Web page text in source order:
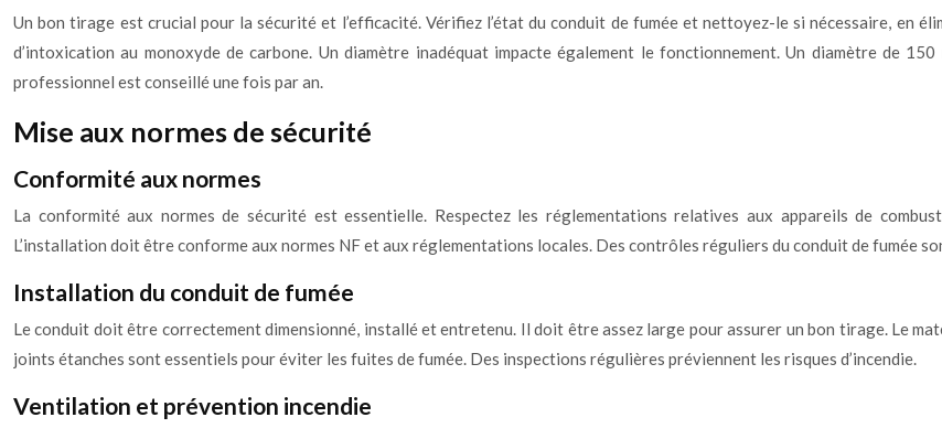
Un bon tirage est crucial pour la sécurité et l’efficacité. Vérifiez l’état du conduit de fumée et nettoyez-le si nécessaire, en
d’intoxication au monoxyde de carbone. Un diamètre inadéquat impacte également le fonctionnement. Un diamètre de
professionnel est conseillé une fois par an.
Mise aux normes de sécurité
Conformité aux normes
La conformité aux normes de sécurité est essentielle. Respectez les réglementations relatives aux appareils de
L’installation doit être conforme aux normes NF et aux réglementations locales. Des contrôles réguliers du conduit de fumée
Installation du conduit de fumée
Le conduit doit être correctement dimensionné, installé et entretenu. Il doit être assez large pour assurer un bon tirage. Le
joints étanches sont essentiels pour éviter les fuites de fumée. Des inspections régulières préviennent les risques d’incendie.
Ventilation et prévention incendie